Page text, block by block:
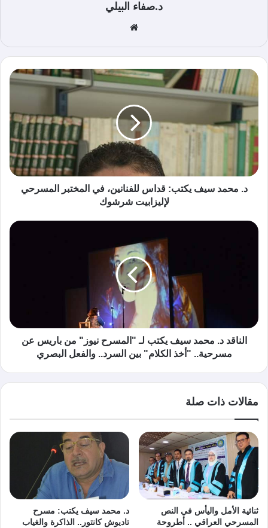
د.صفاء البيلي
الوي
ب
د. محمد سيف يكتب: قداس للفنانين، في المختبر المسرحي
لإليزابيت شرشوك
الناقد د. محمد سيف يكتب لـ "المسرح نيوز" من باريس عن
مسرحية.. "أخذ الكلام" بين السرد.. والفعل البصري
مقالات ذات صلة
ثنائية الأمل واليأس في النص
المسرحي العراقي .. أطروحة
د. محمد سيف يكتب: مسرح
تاديوش كانتور.. الذاكرة والغياب